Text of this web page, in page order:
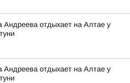
Андреева отдыхает на Алтае у
Андреева отдыхает на Алтае у